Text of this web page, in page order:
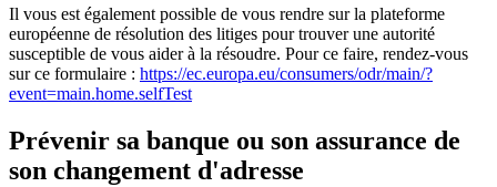
Il vous est également possible de vous rendre sur la plateforme
européenne de résolution des litiges pour trouver une autorité
susceptible de vous aider à la résoudre. Pour ce faire, rendez-vous
sur ce formulaire : https://ec.europa.eu/consumers/odr/main/?
event=main.home.selfTest
Prévenir sa banque ou son assurance de
son changement d'adresse